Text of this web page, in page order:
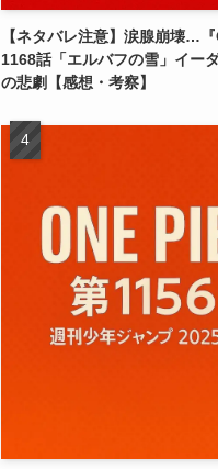
【ネタバレ注意】涙腺崩壊…『
1168話「エルバフの雪」イー
の悲劇【感想・考察】